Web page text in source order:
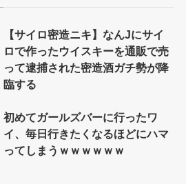
【サイロ密造ニキ】なんJにサイ
ロで作ったウイスキーを通販で売
って逮捕された密造酒ガチ勢が降
臨する
初めてガールズバーに行ったワ
イ、毎日行きたくなるほどにハマ
ってしまうｗｗｗｗｗｗ